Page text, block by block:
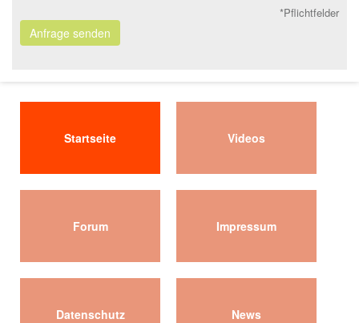
*Pflichtfelder
Anfrage senden
Startseite Videos
Forum Impressum
Datenschutz News